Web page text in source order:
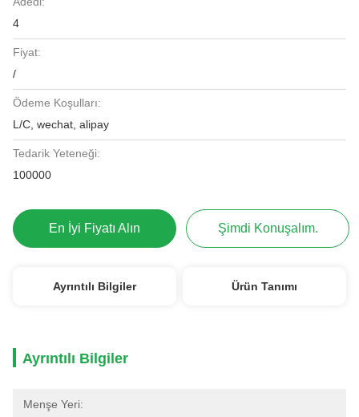
4
Fiyat:
/
Ödeme Koşulları:
L/C, wechat, alipay
Tedarik Yeteneği:
100000
En İyi Fiyatı Alın Şimdi Konuşalım.
Ayrıntılı Bilgiler Ürün Tanımı
Ayrıntılı Bilgiler
Menşe Yeri: